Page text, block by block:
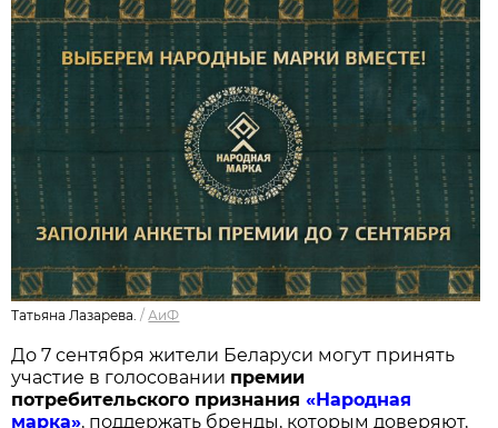
Татьяна Лазарева. /АиФ
До 7 сентября жители Беларуси могут принять
участие в голосовании премии
потребительского признания«Народная
марка», поддержать бренды, которым доверяют,